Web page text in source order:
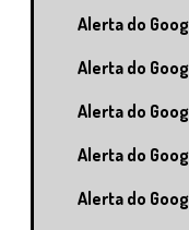
Alerta do
Alerta do
Alerta do
Alerta do
Alerta do